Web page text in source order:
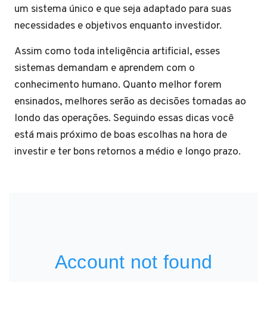
um sistema único e que seja adaptado para suas
necessidades e objetivos enquanto investidor.
Assim como toda inteligência artificial, esses
sistemas demandam e aprendem com o
conhecimento humano. Quanto melhor forem
ensinados, melhores serão as decisões tomadas ao
londo das operações. Seguindo essas dicas você
está mais próximo de boas escolhas na hora de
investir e ter bons retornos a médio e longo prazo.